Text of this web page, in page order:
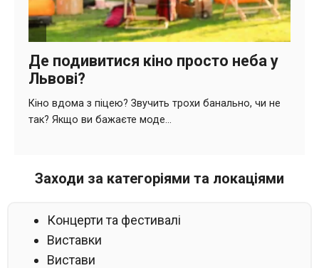
Заходи за категоріями та локаціями
Концерти та фестивалі
Виставки
Вистави